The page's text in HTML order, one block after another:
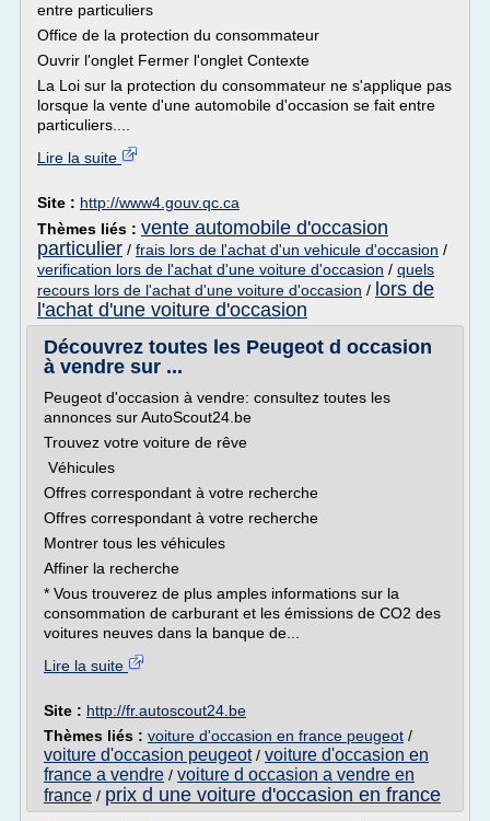
entre particuliers
Office de la protection du consommateur
Ouvrir l'onglet Fermer l'onglet Contexte
La Loi sur la protection du consommateur ne s'applique pas
lorsque la vente d'une automobile d'occasion se fait entre
particuliers....
Lire la suite
Site : http://www4.gouv.qc.ca
Thèmes liés : vente automobile d'occasion
particulier / frais lors de l'achat d'un vehicule d'occasion /
verification lors de l'achat d'une voiture d'occasion / quels
recours lors de l'achat d'une voiture d'occasion / lors de
l'achat d'une voiture d'occasion
Découvrez toutes les Peugeot d occasion
à vendre sur ...
Peugeot d'occasion à vendre: consultez toutes les
annonces sur AutoScout24.be
Trouvez votre voiture de rêve
Véhicules
Offres correspondant à votre recherche
Offres correspondant à votre recherche
Montrer tous les véhicules
Affiner la recherche
* Vous trouverez de plus amples informations sur la
consommation de carburant et les émissions de CO2 des
voitures neuves dans la banque de...
Lire la suite
Site : http://fr.autoscout24.be
Thèmes liés : voiture d'occasion en france peugeot /
voiture d'occasion peugeot/ voiture d'occasion en
france a vendre / voiture d occasion a vendre en
france / prix d une voiture d'occasion en france